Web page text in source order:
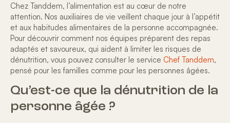
Chez Tanddem, l’alimentation est au cœur de notre
attention. Nos auxiliaires de vie veillent chaque jour à l’appétit
et aux habitudes alimentaires de la personne accompagnée.
Pour découvrir comment nos équipes préparent des repas
adaptés et savoureux, qui aident à limiter les risques de
dénutrition, vous pouvez consulter le service Chef Tanddem,
pensé pour les familles comme pour les personnes âgées.
Qu’est-ce que la dénutrition de la
personne âgée ?